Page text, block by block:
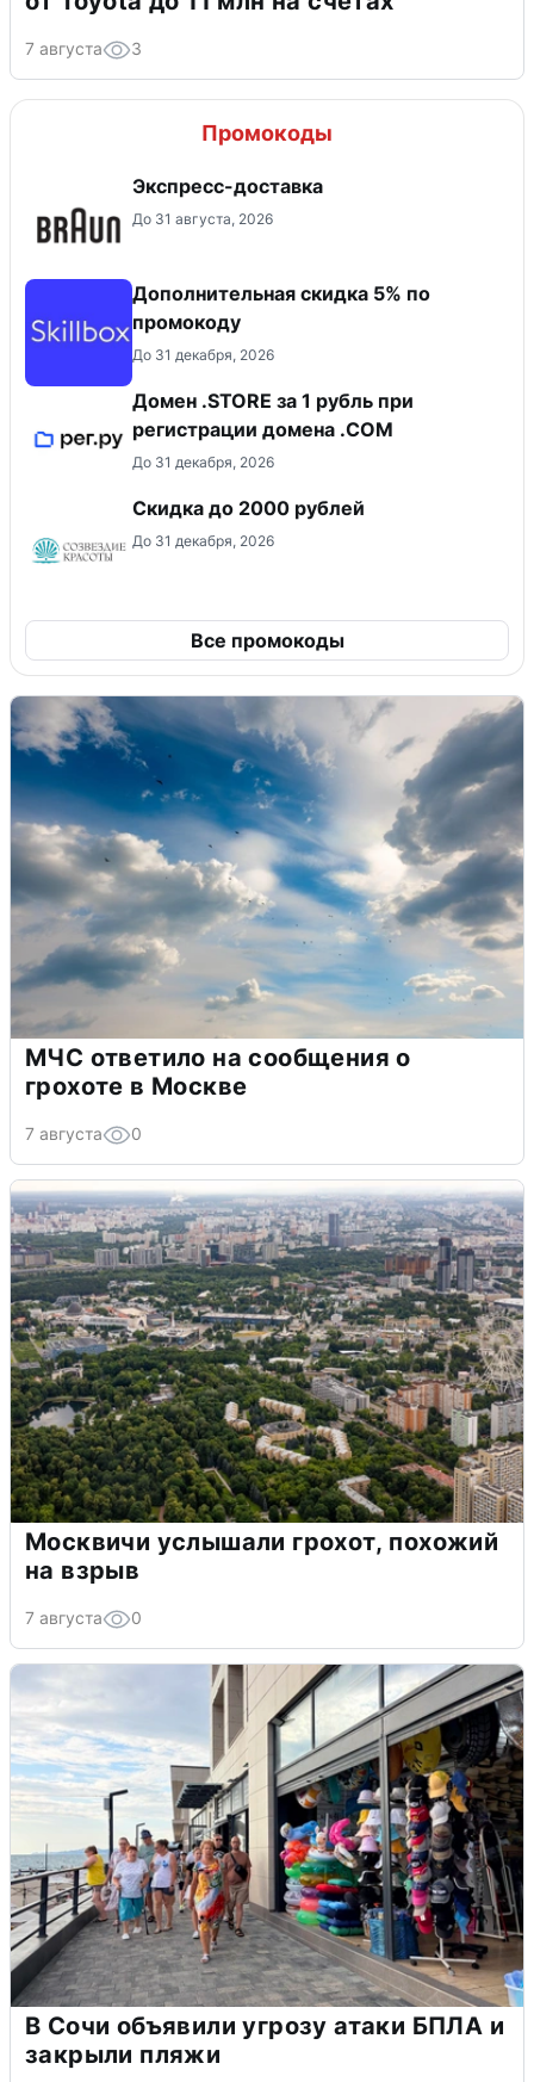
7 августа 3
Промокоды
Экспресс-доставка
До 31 августа, 2026
Дополнительная скидка 5% по
промокоду
До 31 декабря, 2026
Домен .STORE за 1 рубль при
регистрации домена .COM
До 31 декабря, 2026
Скидка до 2000 рублей
До 31 декабря, 2026
Все промокоды
МЧС ответило на сообщения о
грохоте в Москве
7 августа 0
Москвичи услышали грохот, похожий
на взрыв
7 августа 0
В Сочи объявили угрозу атаки БПЛА и
закрыли пляжи